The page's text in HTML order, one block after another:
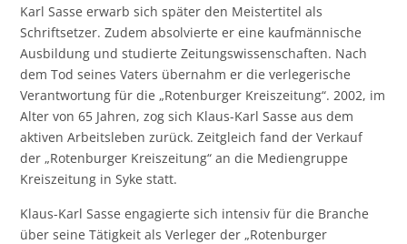
Karl Sasse erwarb sich später den Meistertitel als
Schriftsetzer. Zudem absolvierte er eine kaufmännische
Ausbildung und studierte Zeitungswissenschaften. Nach
dem Tod seines Vaters übernahm er die verlegerische
Verantwortung für die „Rotenburger Kreiszeitung“. 2002, im
Alter von 65 Jahren, zog sich Klaus-Karl Sasse aus dem
aktiven Arbeitsleben zurück. Zeitgleich fand der Verkauf
der „Rotenburger Kreiszeitung“ an die Mediengruppe
Kreiszeitung in Syke statt.
Klaus-Karl Sasse engagierte sich intensiv für die Branche
über seine Tätigkeit als Verleger der „Rotenburger